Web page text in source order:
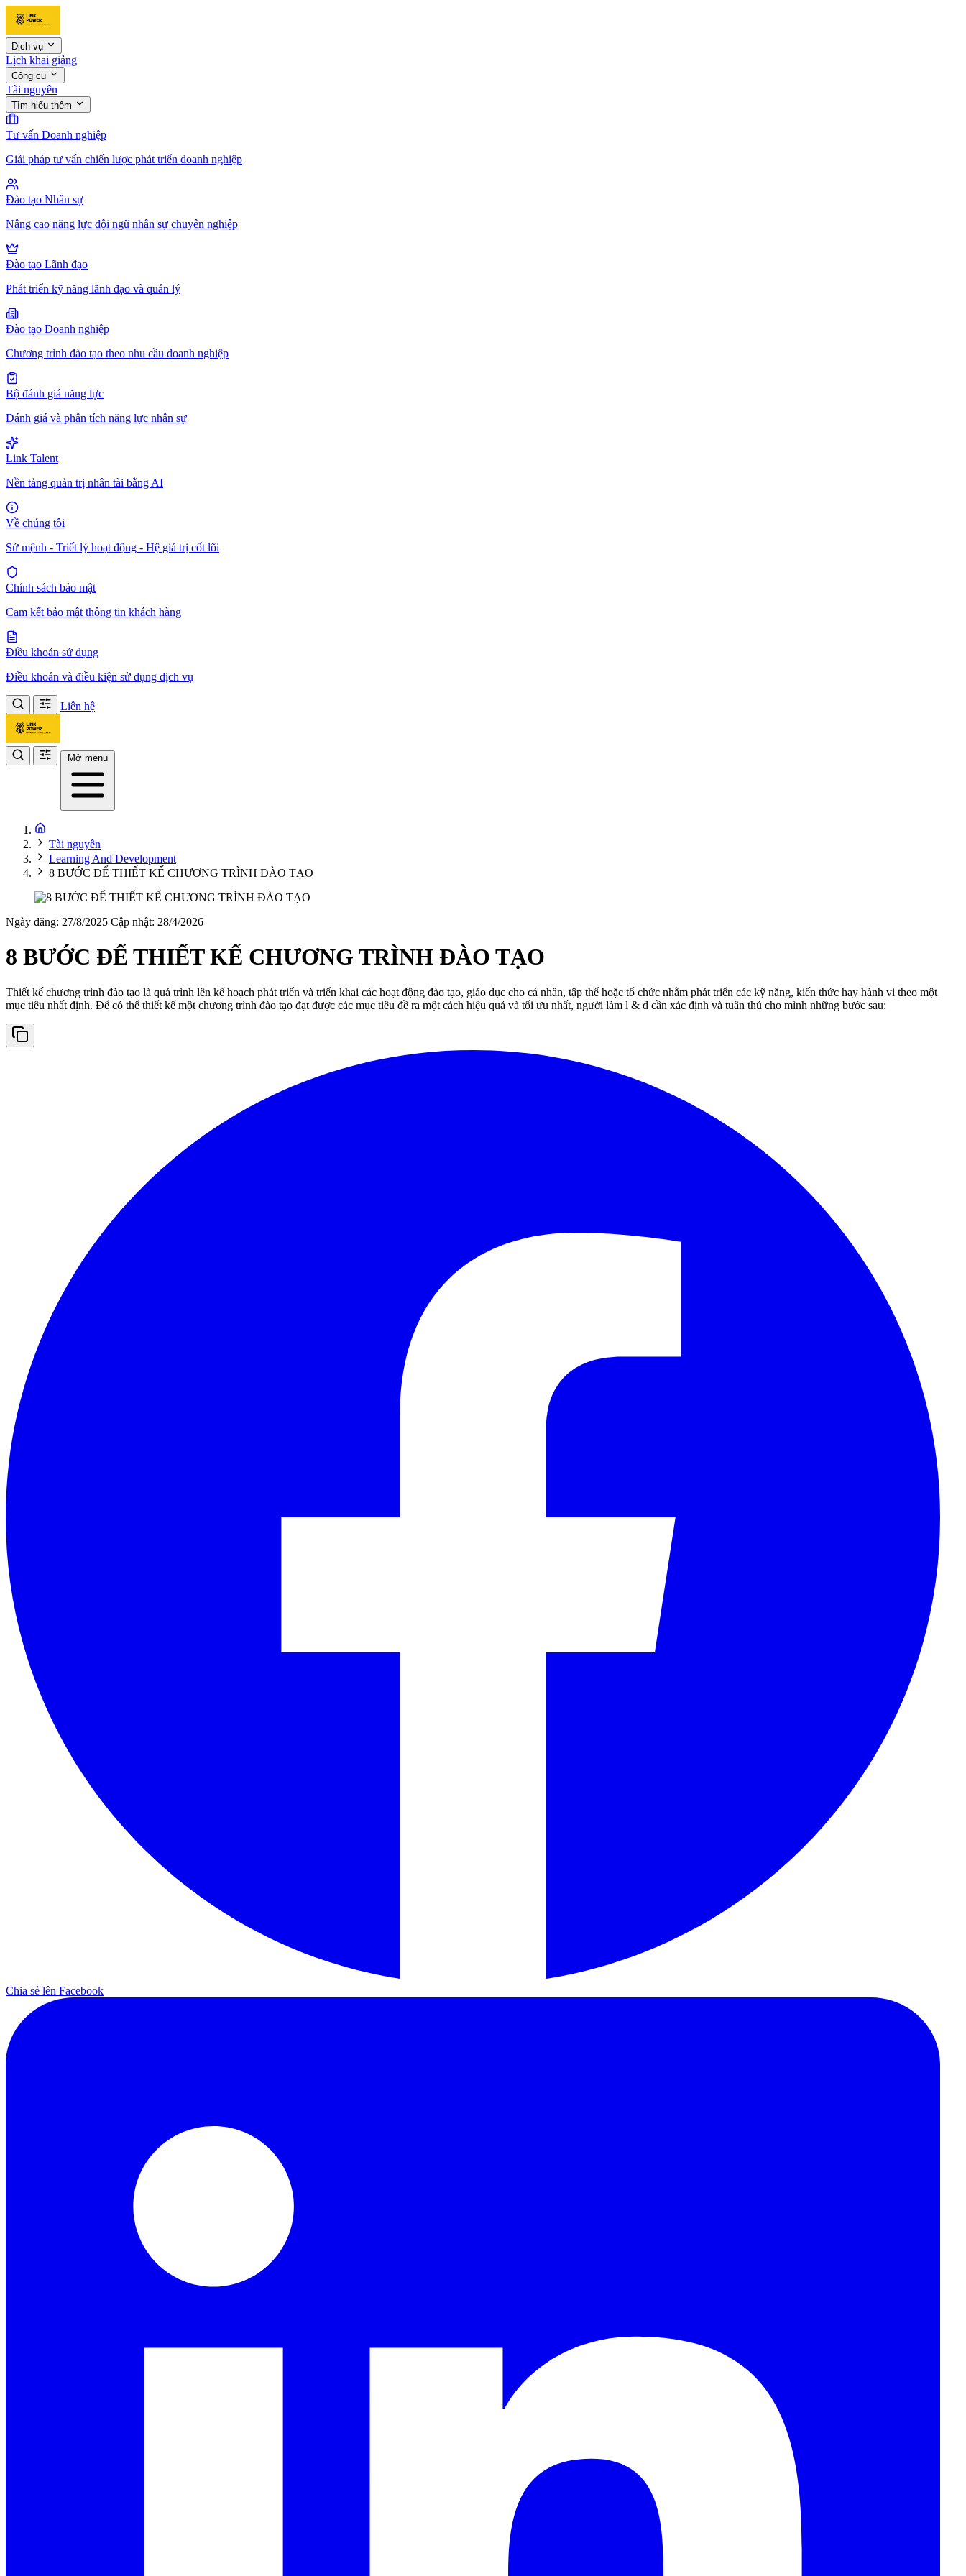
Dịch vụ
Lịch khai giảng
Công cụ
Tài nguyên
Tìm hiểu thêm
Tư vấn Doanh nghiệp
Giải pháp tư vấn chiến lược phát triển doanh nghiệp
Đào tạo Nhân sự
Nâng cao năng lực đội ngũ nhân sự chuyên nghiệp
Đào tạo Lãnh đạo
Phát triển kỹ năng lãnh đạo và quản lý
Đào tạo Doanh nghiệp
Chương trình đào tạo theo nhu cầu doanh nghiệp
Bộ đánh giá năng lực
Đánh giá và phân tích năng lực nhân sự
Link Talent
Nền tảng quản trị nhân tài bằng AI
Về chúng tôi
Sứ mệnh - Triết lý hoạt động - Hệ giá trị cốt lõi
Chính sách bảo mật
Cam kết bảo mật thông tin khách hàng
Điều khoản sử dụng
Điều khoản và điều kiện sử dụng dịch vụ
Liên hệ
Mở menu
Tài nguyên
Learning And Development
8 BƯỚC ĐỂ THIẾT KẾ CHƯƠNG TRÌNH ĐÀO TẠO
Ngày đăng: 27/8/2025 Cập nhật: 28/4/2026
8 BƯỚC ĐỂ THIẾT KẾ CHƯƠNG TRÌNH ĐÀO TẠO
Thiết kế chương trình đào tạo là quá trình lên kế hoạch phát triển và triển khai các hoạt động đào tạo, giáo dục cho cá nhân, tập thể hoặc tổ chức nhằm phát triển các kỹ năng, kiến thức hay hành vi theo một
mục tiêu nhất định. Để có thể thiết kế một chương trình đào tạo đạt được các mục tiêu đề ra một cách hiệu quả và tối ưu nhất, người làm l & d cần xác định và tuân thủ cho mình những bước sau:
Chia sẻ lên Facebook